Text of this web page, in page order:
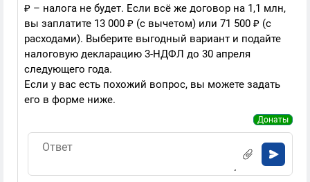
₽ – налога не будет. Если всё же договор на 1,1 млн,
вы заплатите 13 000 ₽ (с вычетом) или 71 500 ₽ (с
расходами). Выберите выгодный вариант и подайте
налоговую декларацию 3-НДФЛ до 30 апреля
следующего года.
Если у вас есть похожий вопрос, вы можете задать
его в форме ниже.
Донаты